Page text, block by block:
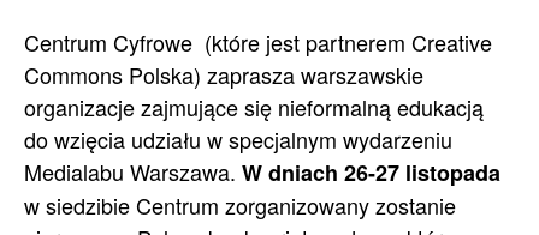
Centrum Cyfrowe (które jest partnerem Creative
Commons Polska) zaprasza warszawskie
organizacje zajmujące się nieformalną edukacją
do wzięcia udziału w specjalnym wydarzeniu
Medialabu Warszawa. W dniach 26-27 listopada
w siedzibie Centrum zorganizowany zostanie